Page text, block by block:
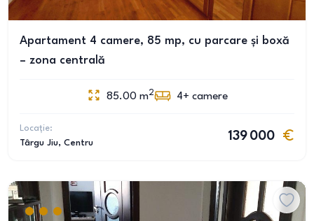
Apartament 4 camere, 85 mp, cu parcare și boxă
– zona centrală
85.00 m2 4+ camere
Locație:
Târgu Jiu, Centru
139 000